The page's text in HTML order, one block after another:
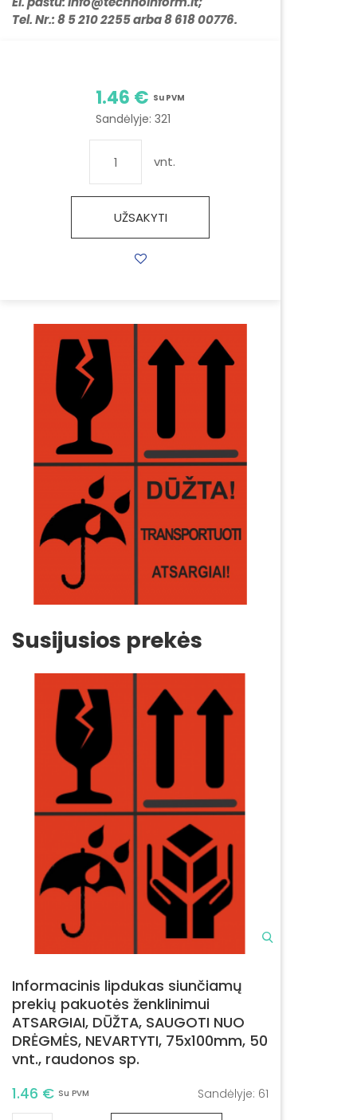
Tel. Nr.: 8 5 210 2255 arba 8 618 00776.
1.46 € Su PVM
Sandėlyje: 321
vnt.
UŽSAKYTI
Susijusios prekės
Informacinis lipdukas siunčiamų
prekių pakuotės ženklinimui
ATSARGIAI, DŪŽTA, SAUGOTI NUO
DRĖGMĖS, NEVARTYTI, 75x100mm, 50
vnt., raudonos sp.
1.46 € Su PVM Sandėlyje: 61